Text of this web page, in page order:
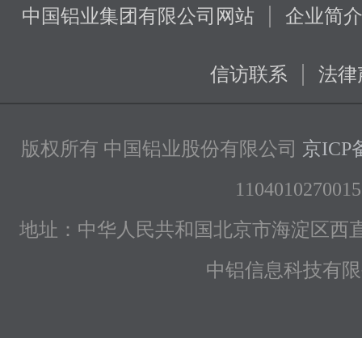
中国铝业集团有限公司网站 | 企业简介
信访联系 | 法律
版权所有 中国铝业股份有限公司 京ICP
地址：中华人民共和国北京市海淀区西
中铝信息科技有